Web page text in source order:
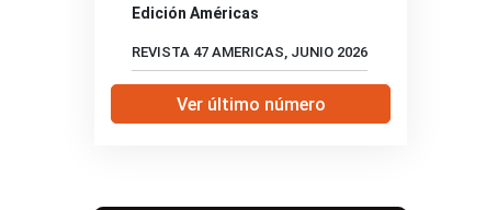
Edición Américas
REVISTA 47 AMERICAS, JUNIO 2026
Ver último número